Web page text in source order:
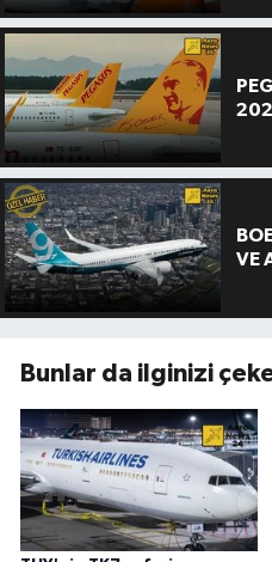
VE
Bunlar da ilginizi